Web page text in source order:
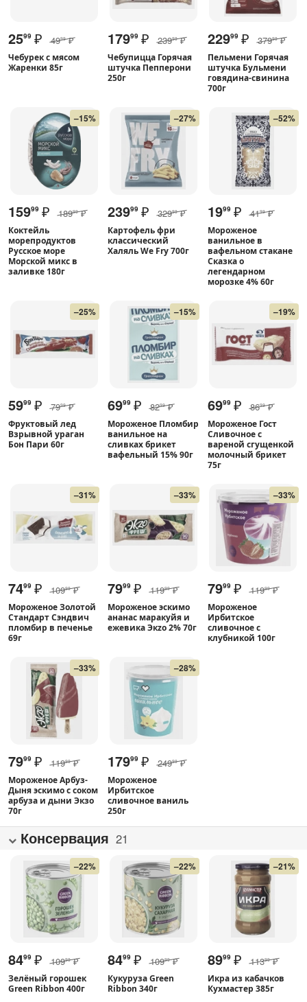
2599 ₽ 4999 ₽
Чебурек с мясом
Жаренки 85г
17999 ₽ 23999 ₽
Чебупицца Горячая
штучка Пепперони
250г
22999 ₽ 37999 ₽
Пельмени Горячая
штучка Бульмени
говядина-свинина
700г
–15%
15999 ₽ 18999 ₽
Коктейль
морепродуктов
Русское море
Морской микс в
заливке 180г
–27%
23999 ₽ 32999 ₽
Картофель фри
классический
Халяль We Fry 700г
–52%
1999 ₽ 4199 ₽
Мороженое
ванильное в
вафельном стакане
Сказка о
легендарном
морозке 4% 60г
–25%
5999 ₽ 7999 ₽
Фруктовый лед
Взрывной ураган
Бон Пари 60г
–15%
6999 ₽ 8299 ₽
Мороженое Пломбир
ванильное на
сливках брикет
вафельный 15% 90г
–19%
6999 ₽ 8699 ₽
Мороженое Гост
Сливочное с
вареной сгущенкой
молочный брикет
75г
–31%
7499 ₽ 10999 ₽
Мороженое Золотой
Стандарт Сэндвич
пломбир в печенье
69г
–33%
7999 ₽ 11999 ₽
Мороженое эскимо
ананас маракуйя и
ежевика Экzo 2% 70г
–33%
7999 ₽ 11999 ₽
Мороженое
Ирбитское
сливочное с
клубникой 100г
–33%
7999 ₽ 11999 ₽
Мороженое Арбуз-
Дыня эскимо с соком
арбуза и дыни Экзо
70г
–28%
17999 ₽ 24999 ₽
Мороженое
Ирбитское
сливочное ваниль
250г
Консервация 21
–22%
8499 ₽ 10999 ₽
Зелёный горошек
Green Ribbon 400г
–22%
8499 ₽ 10999 ₽
Кукуруза Green
Ribbon 340г
–21%
8999 ₽ 11399 ₽
Икра из кабачков
Кухмастер 385г